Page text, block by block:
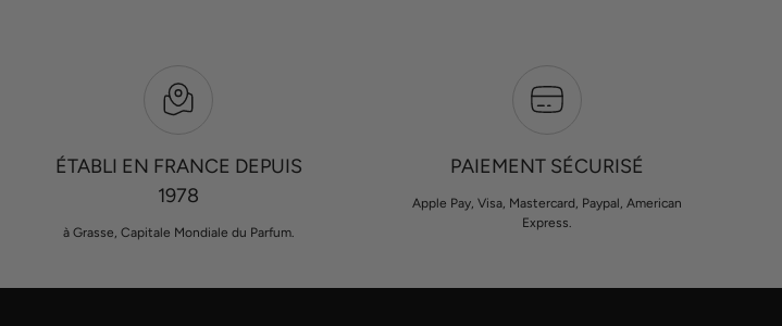
ÉTABLI EN FRANCE DEPUIS
1978
à Grasse, Capitale Mondiale du Parfum.
PAIEMENT SÉCURISÉ
Apple Pay, Visa, Mastercard, Paypal, American
Express.